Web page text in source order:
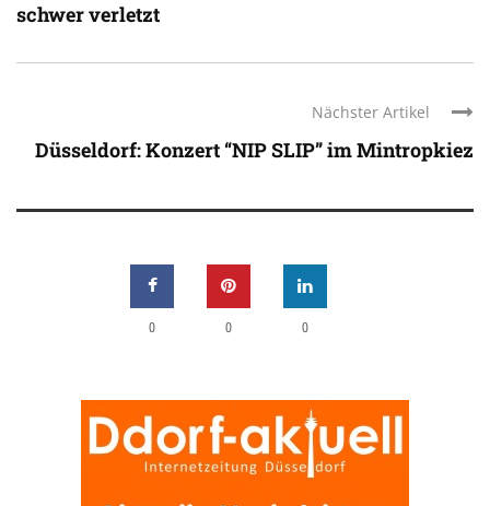
schwer verletzt
Nächster Artikel
Düsseldorf: Konzert “NIP SLIP” im Mintropkiez
0 0 0